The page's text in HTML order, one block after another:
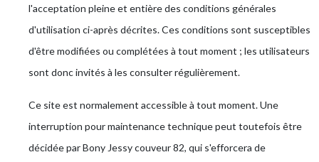
l'acceptation pleine et entière des conditions générales
d'utilisation ci-après décrites. Ces conditions sont susceptibles
d'être modifiées ou complétées à tout moment ; les utilisateurs
sont donc invités à les consulter régulièrement.
Ce site est normalement accessible à tout moment. Une
interruption pour maintenance technique peut toutefois être
décidée par Bony Jessy couveur 82, qui s'efforcera de